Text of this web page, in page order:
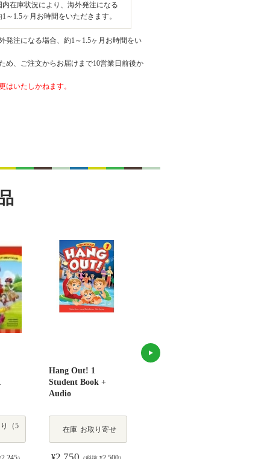
内在庫状況により、海外発注になる
～1.5ヶ月お時間をいただきます。
注になる場合、約1～1.5ヶ月お時間をい
め、ご注文からお届けまで10営業日前後か
はいたしかねます。
（5
Hang Out! 1
Student Book +
Audio
在庫 お取り寄せ